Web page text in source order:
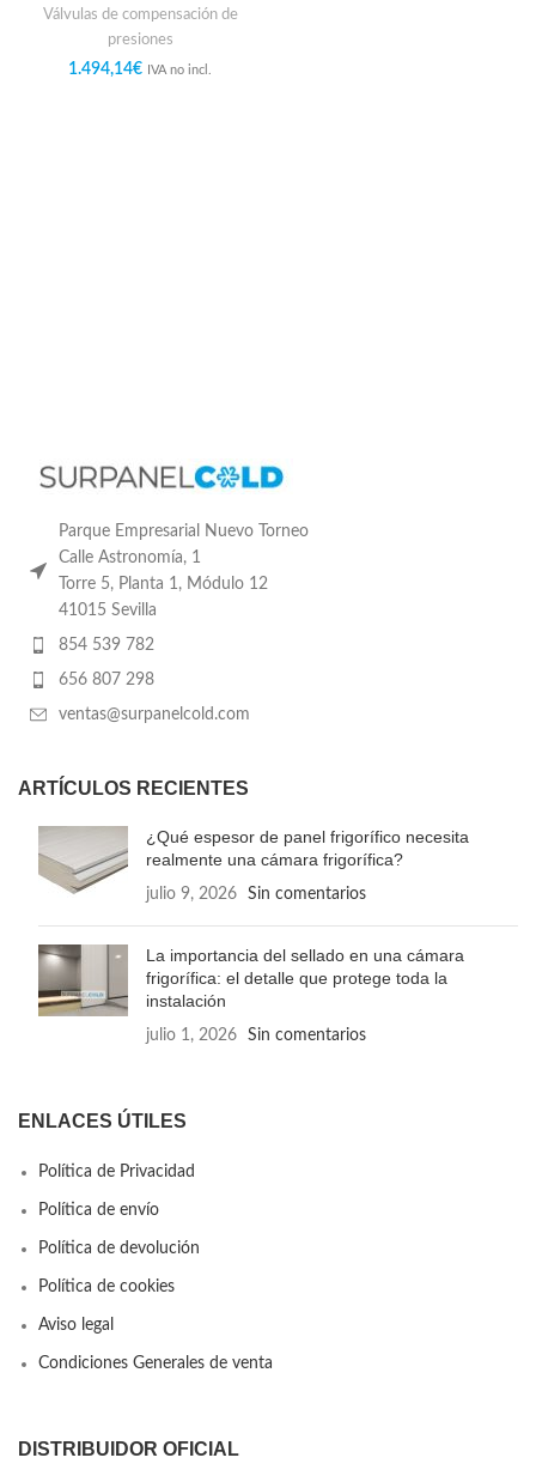
Válvulas de compensación de
presiones
1.494,14€ IVA no incl.
Parque Empresarial Nuevo Torneo
Calle Astronomía, 1
Torre 5, Planta 1, Módulo 12
41015 Sevilla
854 539 782
656 807 298
ventas@surpanelcold.com
ARTÍCULOS RECIENTES
¿Qué espesor de panel frigorífico necesita
realmente una cámara frigorífica?
julio 9, 2026 Sin comentarios
La importancia del sellado en una cámara
frigorífica: el detalle que protege toda la
instalación
julio 1, 2026 Sin comentarios
ENLACES ÚTILES
Política de Privacidad
Política de envío
Política de devolución
Política de cookies
Aviso legal
Condiciones Generales de venta
DISTRIBUIDOR OFICIAL